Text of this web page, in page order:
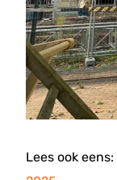
Lees ook eens: